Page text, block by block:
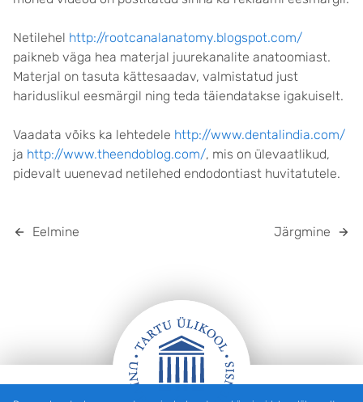
Netilehel http://rootcanalanatomy.blogspot.com/
paikneb väga hea materjal juurekanalite anatoomiast.
Materjal on tasuta kättesaadav, valmistatud just
hariduslikul eesmärgil ning teda täiendatakse igakuiselt.
Vaadata võiks ka lehtedele http://www.dentalindia.com/
ja http://www.theendoblog.com/, mis on ülevaatlikud,
pidevalt uuenevad netilehed endodontiast huvitatutele.
Eelmine Järgmine